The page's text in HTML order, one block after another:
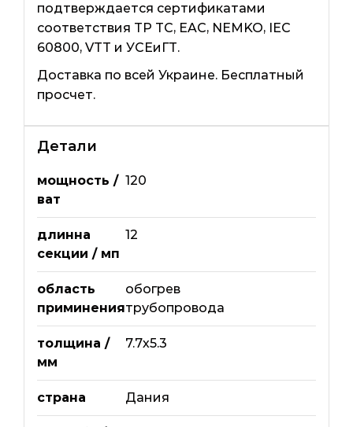
подтверждается сертификатами
соответствия TP TC, EAC, NEMKO, IEC
60800, VTT и УСЕиГТ.
Доставка по всей Украине. Бесплатный
просчет.
Детали
мощность /
ват
120
длинна
секции / мп
12
область
приминения
обогрев
трубопровода
толщина /
мм
7.7х5.3
страна Дания